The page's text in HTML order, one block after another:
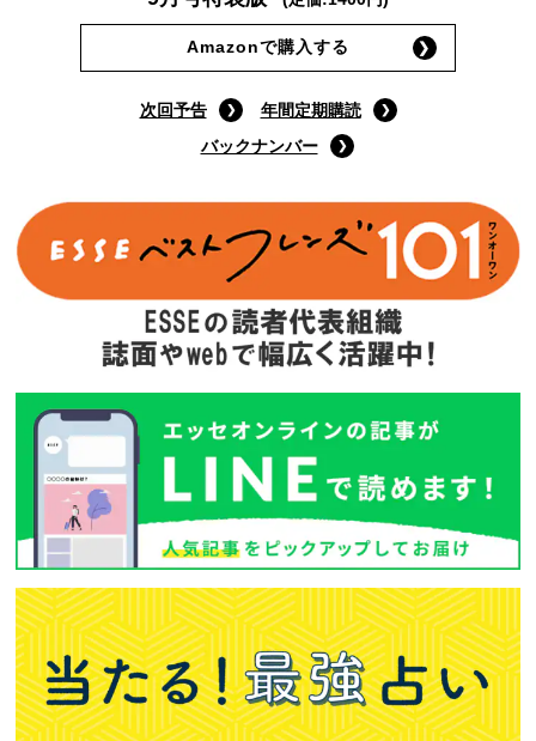
Amazonで購入する
次回予告
年間定期購読
バックナンバー